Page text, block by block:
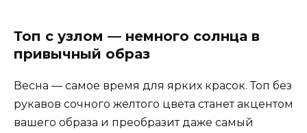
Топ с узлом — немного солнца в
привычный образ
Весна — самое время для ярких красок. Топ без
рукавов сочного желтого цвета станет акцентом
вашего образа и преобразит даже самый